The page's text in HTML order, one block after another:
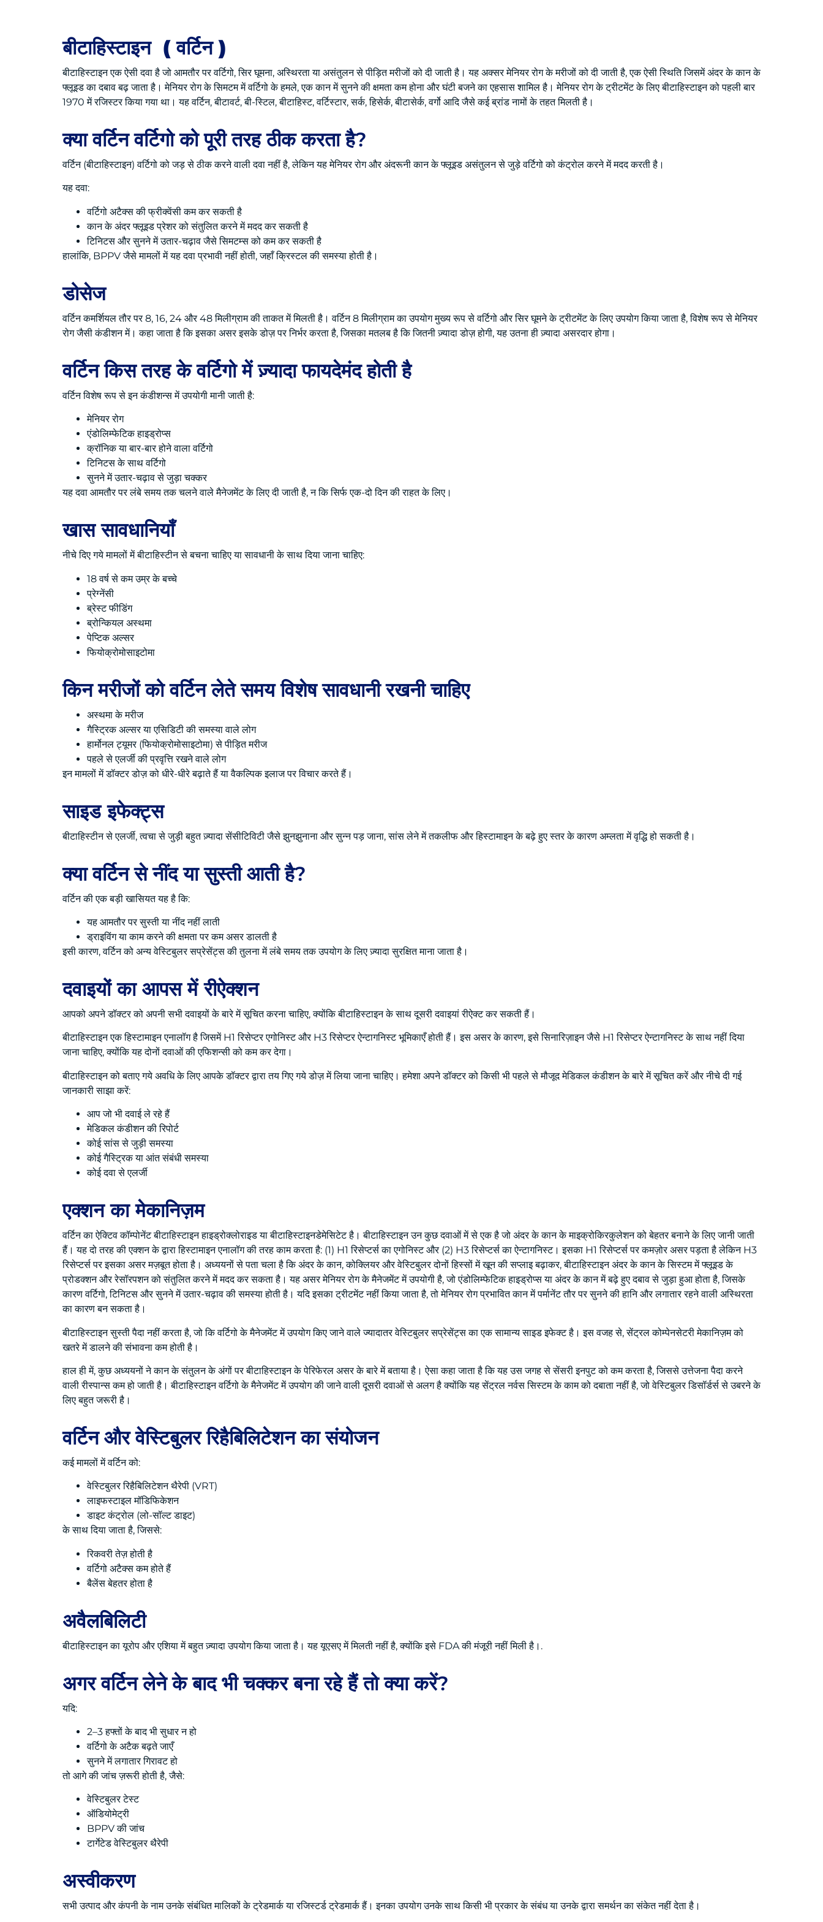
बीटाहिस्टाइन ( वर्टिन )
बीटाहिस्टाइन एक ऐसी दवा है जो आमतौर पर वर्टिगो, सिर घूमना, अस्थिरता या असंतुलन से पीड़ित मरीजों को दी जाती है। यह अक्सर मेनियर रोग के मरीजों को दी जाती है, एक ऐसी स्थिति जिसमें अंदर के कान के
फ्लूइड का दबाव बढ़ जाता है। मेनियर रोग के सिमटम में वर्टिगो के हमले, एक कान में सुनने की क्षमता कम होना और घंटी बजने का एहसास शामिल है। मेनियर रोग के ट्रीटमेंट के लिए बीटाहिस्टाइन को पहली बार
1970 में रजिस्टर किया गया था। यह वर्टिन, बीटावर्ट, बी-स्टिल, बीटाहिस्ट, वर्टिस्टार, सर्क, हिसेर्क, बीटासेर्क, वर्गो आदि जैसे कई ब्रांड नामों के तहत मिलती है।
क्या वर्टिन वर्टिगो को पूरी तरह ठीक करता है?
वर्टिन (बीटाहिस्टाइन) वर्टिगो को जड़ से ठीक करने वाली दवा नहीं है, लेकिन यह मेनियर रोग और अंदरूनी कान के फ्लूइड असंतुलन से जुड़े वर्टिगो को कंट्रोल करने में मदद करती है।
यह दवा:
वर्टिगो अटैक्स की फ्रीक्वेंसी कम कर सकती है
कान के अंदर फ्लूइड प्रेशर को संतुलित करने में मदद कर सकती है
टिनिटस और सुनने में उतार-चढ़ाव जैसे सिमटम्स को कम कर सकती है
हालांकि, BPPV जैसे मामलों में यह दवा प्रभावी नहीं होती, जहाँ क्रिस्टल की समस्या होती है।
डोसेज
वर्टिन कमर्शियल तौर पर 8, 16, 24 और 48 मिलीग्राम की ताकत में मिलती है। वर्टिन 8 मिलीग्राम का उपयोग मुख्य रूप से वर्टिगो और सिर घूमने के ट्रीटमेंट के लिए उपयोग किया जाता है, विशेष रूप से मेनियर
रोग जैसी कंडीशन में। कहा जाता है कि इसका असर इसके डोज़ पर निर्भर करता है, जिसका मतलब है कि जितनी ज़्यादा डोज़ होगी, यह उतना ही ज़्यादा असरदार होगा।
वर्टिन किस तरह के वर्टिगो में ज़्यादा फायदेमंद होती है
वर्टिन विशेष रूप से इन कंडीशन्स में उपयोगी मानी जाती है:
मेनियर रोग
एंडोलिम्फेटिक हाइड्रोप्स
क्रॉनिक या बार-बार होने वाला वर्टिगो
टिनिटस के साथ वर्टिगो
सुनने में उतार-चढ़ाव से जुड़ा चक्कर
यह दवा आमतौर पर लंबे समय तक चलने वाले मैनेजमेंट के लिए दी जाती है, न कि सिर्फ एक-दो दिन की राहत के लिए।
खास सावधानियाँ
नीचे दिए गये मामलों में बीटाहिस्टीन से बचना चाहिए या सावधानी के साथ दिया जाना चाहिए:
18 वर्ष से कम उम्र के बच्चे
प्रेग्नेंसी
ब्रेस्ट फीडिंग
ब्रोन्कियल अस्थमा
पेप्टिक अल्सर
फियोक्रोमोसाइटोमा
किन मरीजों को वर्टिन लेते समय विशेष सावधानी रखनी चाहिए
अस्थमा के मरीज
गैस्ट्रिक अल्सर या एसिडिटी की समस्या वाले लोग
हार्मोनल ट्यूमर (फियोक्रोमोसाइटोमा) से पीड़ित मरीज
पहले से एलर्जी की प्रवृत्ति रखने वाले लोग
इन मामलों में डॉक्टर डोज़ को धीरे-धीरे बढ़ाते हैं या वैकल्पिक इलाज पर विचार करते हैं।
साइड इफेक्ट्स
बीटाहिस्टीन से एलर्जी, त्वचा से जुड़ी बहुत ज़्यादा सेंसीटिविटी जैसे झुनझुनाना और सुन्न पड़ जाना, सांस लेने में तकलीफ और हिस्टामाइन के बढ़े हुए स्तर के कारण अम्लता में वृद्धि हो सकती है।
क्या वर्टिन से नींद या सुस्ती आती है?
वर्टिन की एक बड़ी खासियत यह है कि:
यह आमतौर पर सुस्ती या नींद नहीं लाती
ड्राइविंग या काम करने की क्षमता पर कम असर डालती है
इसी कारण, वर्टिन को अन्य वेस्टिबुलर सप्रेसेंट्स की तुलना में लंबे समय तक उपयोग के लिए ज़्यादा सुरक्षित माना जाता है।
दवाइयों का आपस में रीऐक्शन
आपको अपने डॉक्टर को अपनी सभी दवाइयों के बारे में सूचित करना चाहिए, क्योंकि बीटाहिस्टाइन के साथ दूसरी दवाइयां रीऐक्ट कर सकती हैं।
बीटाहिस्टाइन एक हिस्टामाइन एनालॉग है जिसमें H1 रिसेप्टर एगोनिस्ट और H3 रिसेप्टर ऐन्टागनिस्ट भूमिकाएँ होती हैं। इस असर के कारण, इसे सिनारिज़ाइन जैसे H1 रिसेप्टर ऐन्टागनिस्ट के साथ नहीं दिया
जाना चाहिए, क्योंकि यह दोनों दवाओं की एफिशन्सी को कम कर देगा।
बीटाहिस्टाइन को बताए गये अवधि के लिए आपके डॉक्टर द्वारा तय गिए गये डोज़ में लिया जाना चाहिए। हमेशा अपने डॉक्टर को किसी भी पहले से मौजूद मेडिकल कंडीशन के बारे में सूचित करें और नीचे दी गई
जानकारी साझा करें:
आप जो भी दवाई ले रहे हैं
मेडिकल कंडीशन की रिपोर्ट
कोई सांस से जुड़ी समस्या
कोई गैस्ट्रिक या आंत संबंधी समस्या
कोई दवा से एलर्जी
एक्शन का मेकानिज़म
वर्टिन का ऐक्टिव कॉम्पोनेंट बीटाहिस्टाइन हाइड्रोक्लोराइड या बीटाहिस्टाइनडेमेसिटेट है। बीटाहिस्टाइन उन कुछ दवाओं में से एक है जो अंदर के कान के माइक्रोकिरकुलेशन को बेहतर बनाने के लिए जानी जाती
हैं। यह दो तरह की एक्शन के द्वारा हिस्टामाइन एनालॉग की तरह काम करता है: (1) H1 रिसेप्टर्स का एगोनिस्ट और (2) H3 रिसेप्टर्स का ऐन्टागनिस्ट। इसका H1 रिसेप्टर्स पर कमज़ोर असर पड़ता है लेकिन H3
रिसेप्टर्स पर इसका असर मज़बूत होता है। अध्ययनों से पता चला है कि अंदर के कान, कोक्लियर और वेस्टिबुलर दोनों हिस्सों में खून की सप्लाइ बढ़ाकर, बीटाहिस्टाइन अंदर के कान के सिस्टम में फ्लूइड के
प्रोडक्शन और रेसॉरपशन को संतुलित करने में मदद कर सकता है। यह असर मेनियर रोग के मैनेजमेंट में उपयोगी है, जो एंडोलिम्फेटिक हाइड्रोप्स या अंदर के कान में बढ़े हुए दबाव से जुड़ा हुआ होता है, जिसके
कारण वर्टिगो, टिनिटस और सुनने में उतार-चढ़ाव की समस्या होती है। यदि इसका ट्रीटमेंट नहीं किया जाता है, तो मेनियर रोग प्रभावित कान में पर्मानेंट तौर पर सुनने की हानि और लगातार रहने वाली अस्थिरता
का कारण बन सकता है।
बीटाहिस्टाइन सुस्ती पैदा नहीं करता है, जो कि वर्टिगो के मैनेजमेंट में उपयोग किए जाने वाले ज्यादातर वेस्टिबुलर सप्रेसेंट्स का एक सामान्य साइड इफेक्ट है। इस वजह से, सेंट्रल कोम्पेनसेटरी मेकानिज़म को
खतरे में डालने की संभावना कम होती है।
हाल ही में, कुछ अध्ययनों ने कान के संतुलन के अंगों पर बीटाहिस्टाइन के पेरिफेरल असर के बारे में बताया है। ऐसा कहा जाता है कि यह उस जगह से सेंसरी इनपुट को कम करता है, जिससे उत्तेजना पैदा करने
वाली रीस्पान्स कम हो जाती है। बीटाहिस्टाइन वर्टिगो के मैनेजमेंट में उपयोग की जाने वाली दूसरी दवाओं से अलग है क्योंकि यह सेंट्रल नर्वस सिस्टम के काम को दबाता नहीं है, जो वेस्टिबुलर डिसॉर्डर्स से उबरने के
लिए बहुत जरूरी है।
वर्टिन और वेस्टिबुलर रिहैबिलिटेशन का संयोजन
कई मामलों में वर्टिन को:
वेस्टिबुलर रिहैबिलिटेशन थैरेपी (VRT)
लाइफस्टाइल मॉडिफिकेशन
डाइट कंट्रोल (लो-सॉल्ट डाइट)
के साथ दिया जाता है, जिससे:
रिकवरी तेज़ होती है
वर्टिगो अटैक्स कम होते हैं
बैलेंस बेहतर होता है
अवैलबिलिटी
बीटाहिस्टाइन का यूरोप और एशिया में बहुत ज़्यादा उपयोग किया जाता है। यह यूएसए में मिलती नहीं है, क्योंकि इसे FDA की मंजूरी नहीं मिली है। .
अगर वर्टिन लेने के बाद भी चक्कर बना रहे हैं तो क्या करें?
यदि:
2–3 हफ्तों के बाद भी सुधार न हो
वर्टिगो के अटैक बढ़ते जाएँ
सुनने में लगातार गिरावट हो
तो आगे की जांच ज़रूरी होती है, जैसे:
वेस्टिबुलर टेस्ट
ऑडियोमेट्री
BPPV की जांच
टार्गेटेड वेस्टिबुलर थैरेपी
अस्वीकरण
सभी उत्पाद और कंपनी के नाम उनके संबंधित मालिकों के ट्रेडमार्क या रजिस्टर्ड ट्रेडमार्क हैं। इनका उपयोग उनके साथ किसी भी प्रकार के संबंध या उनके द्वारा समर्थन का संकेत नहीं देता है।